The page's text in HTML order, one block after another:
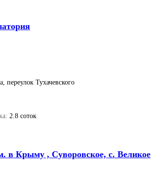
переулок Тухачевского
2.8 соток
в Крыму , Суворовское, с. Великое